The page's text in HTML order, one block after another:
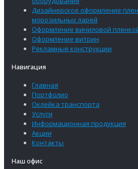
Дизайнерское оформление
морозильных ларей
Оформление виниловой
Оформление витрин
Рекламные конструкции
Навигация
Главная
Портфолио
Оклейка транспорта
Услуги
Информационная продукция
Акции
Контакты
Наш офис